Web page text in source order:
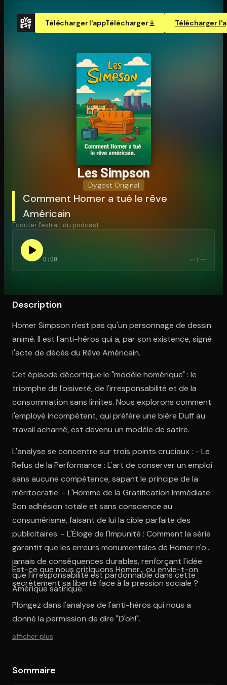
Télécharger l'appTélécharger Télécharger
Ouvre l'app Appareil photo, pointe sur le code. C'est gratuit à
Les Simpson
Dygest Original
Comment Homer a tué le rêve
Américain
Écouter l'extrait du podcast :
0:00 --:--
Description
Homer Simpson n'est pas qu'un personnage de dessin
animé. Il est l'anti-héros qui a, par son existence, signé
l'acte de décès du Rêve Américain.
Cet épisode décortique le "modèle homérique" : le
triomphe de l'oisiveté, de l'irresponsabilité et de la
consommation sans limites. Nous explorons comment
l'employé incompétent, qui préfère une bière Duff au
travail acharné, est devenu un modèle de satire.
L'analyse se concentre sur trois points cruciaux : - Le
Refus de la Performance : L'art de conserver un emploi
sans aucune compétence, sapant le principe de la
méritocratie. - L'Homme de la Gratification Immédiate :
Son adhésion totale et sans conscience au
consumérisme, faisant de lui la cible parfaite des
publicitaires. - L'Éloge de l'Impunité : Comment la série
garantit que les erreurs monumentales de Homer n'ont
jamais de conséquences durables, renforçant l'idée
que l'irresponsabilité est pardonnable dans cette
Amérique satirique.
Est-ce que nous critiquons Homer... ou envie-t-on
secrètement sa liberté face à la pression sociale ?
Plongez dans l'analyse de l'anti-héros qui nous a
donné la permission de dire "D'oh!".
afficher plus
Sommaire